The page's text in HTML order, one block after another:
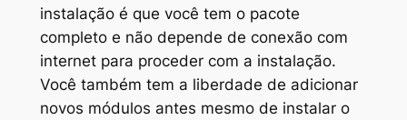
instalação é que você tem o pacote
completo e não depende de conexão com
internet para proceder com a instalação.
Você também tem a liberdade de adicionar
novos módulos antes mesmo de instalar o